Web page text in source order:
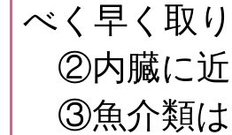
べく早く取
②内臓に近
③魚介類は